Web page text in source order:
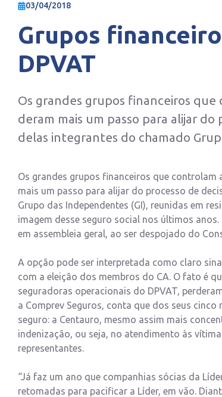
03/04/2018
Grupos
DPVAT
Os grandes grupos financeiros que
deram mais um passo para alijar do
delas integrantes do chamado
Os grandes grupos financeiros que
mais um passo para alijar do processo de
Grupo das Independentes (GI), reunidas em
imagem desse seguro social nos últimos
em assembleia geral, ao ser despojado do
A opção pode ser interpretada como claro
com a eleição dos membros do CA. O fato é
seguradoras operacionais do DPVAT,
a Comprev Seguros, conta que dos seus
seguro: a Centauro, mesmo assim mais
indenização, ou seja, no atendimento às
representantes.
“Já faz um ano que companhias sócias da
retomadas para pacificar a Líder, em vão.